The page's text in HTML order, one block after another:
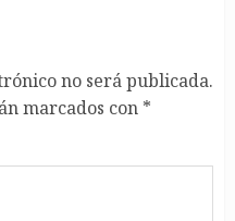
no será publicada.
marcados con *